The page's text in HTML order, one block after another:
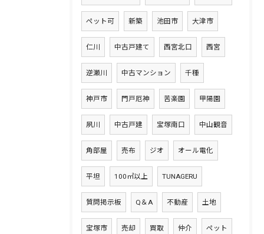
ペット可 新築 池田市 大津市
仁川 中古戸建て 西宮北口 西宮
逆瀬川 中古マンション 千種
神戸市 門戸厄神 苦楽園 甲陽園
夙川 中古戸建 宝塚南口 中山観音
角部屋 売布 ジオ オール電化
平坦 100㎡以上 TUNAGERU
質問掲示板 Q＆A 不動産 土地
宝塚市 売却 買取 仲介 ペット